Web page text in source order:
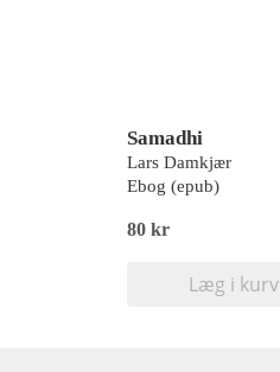
Samadhi
Lars Damkjær
Ebog (epub)
80 kr
Læg i kurv